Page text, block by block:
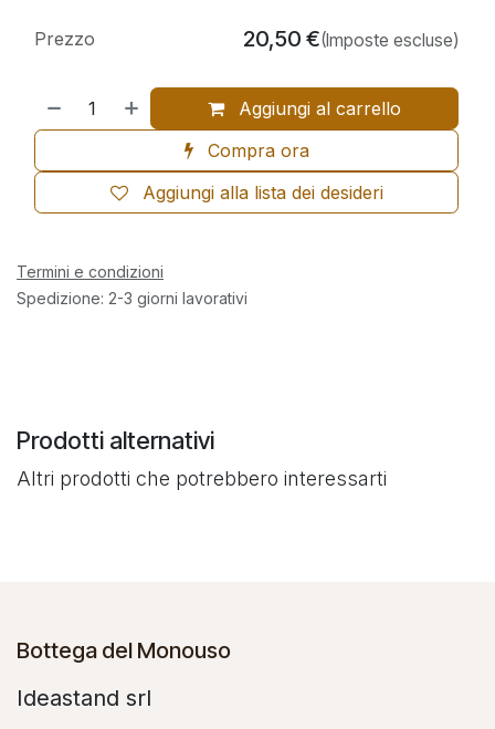
Aggiungi al carrello
Compra ora
Aggiungi alla lista dei desideri
Prezzo 20,50 €(Imposte escluse)
Termini e condizioni
Spedizione: 2-3 giorni lavorativi
Prodotti alternativi
Altri prodotti che potrebbero interessarti
Bottega del Monouso
Ideastand srl